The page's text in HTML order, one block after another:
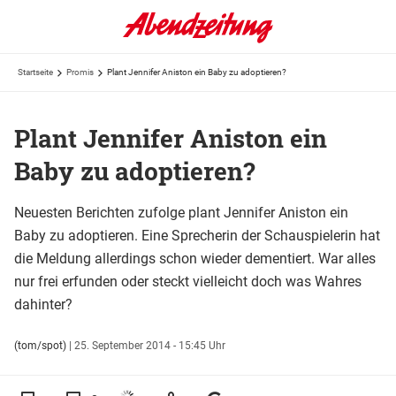
Startseite Promis Plant Jennifer Aniston ein Baby zu adoptieren?
Plant Jennifer Aniston ein
Baby zu adoptieren?
Neuesten Berichten zufolge plant Jennifer Aniston ein
Baby zu adoptieren. Eine Sprecherin der Schauspielerin hat
die Meldung allerdings schon wieder dementiert. War alles
nur frei erfunden oder steckt vielleicht doch was Wahres
dahinter?
(tom/spot) | 25. September 2014 - 15:45 Uhr